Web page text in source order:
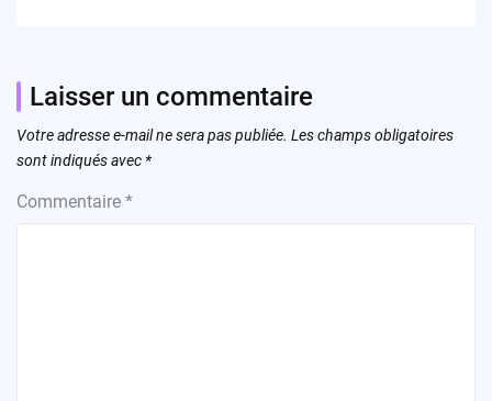
Laisser un commentaire
Votre adresse e-mail ne sera pas publiée. Les champs obligatoires
sont indiqués avec *
Commentaire *